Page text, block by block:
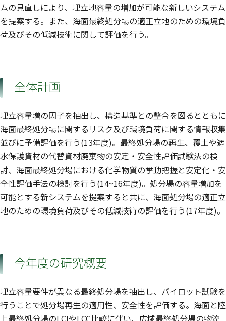
ムの見直しにより、埋立地容量の増加が可能な新しいシステム
を提案する。また、海面最終処分場の適正立地のための環境負
荷及びその低減技術に関して評価を行う。
全体計画
埋立容量増の因子を抽出し、構造基準との整合を図るとともに
海面最終処分場に関するリスク及び環境負荷に関する情報収集
並びに予備評価を行う(13年度)。最終処分場の再生、覆土や遮
水保護資材の代替資材廃棄物の安定・安全性評価試験法の検
討、海面最終処分場における化学物質の挙動把握と安定化・安
全性評価手法の検討を行う(14~16年度)。処分場の容量増加を
可能とする新システムを提案すると共に、海面処分場の適正立
地のための環境負荷及びその低減技術の評価を行う(17年度)。
今年度の研究概要
埋立容量要件が異なる最終処分場を抽出し、パイロット試験を
行うことで処分場再生の適用性、安全性を評価する。海面と陸
上最終処分場のLCIやLCC比較に伴い、広域最終処分場の物流